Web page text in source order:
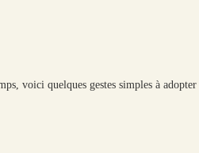
voici quelques gestes simples à adopter